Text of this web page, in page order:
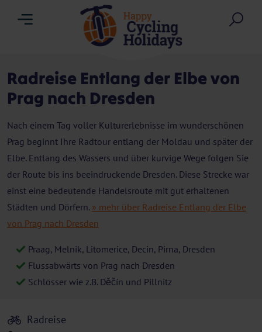
Radreise Entlang der Elbe von
Prag nach Dresden
Nach einem Tag voller Kulturerlebnisse im wunderschönen
Prag beginnt Ihre Radtour entlang der Moldau und später der
Elbe. Entlang des Wassers und über kurvige Wege folgen Sie
der Route bis ins beeindruckende Dresden. Diese Strecke war
einst eine bedeutende Handelsroute mit gut erhaltenen
Städten und Dörfern. » mehr über Radreise Entlang der Elbe
von Prag nach Dresden
Praag, Melnik, Litomerice, Decin, Pirna, Dresden
Flussabwärts von Prag nach Dresden
Schlösser wie z.B. Děčín und Pillnitz
Radreise